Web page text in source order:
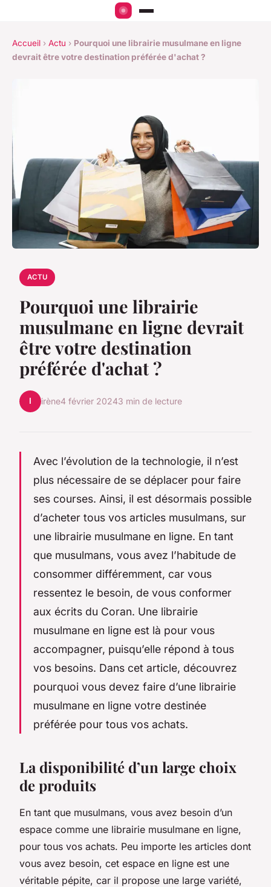
Accueil › Actu › Pourquoi une librairie musulmane en ligne
devrait être votre destination préférée d'achat ?
ACTU
Pourquoi une librairie
musulmane en ligne devrait
être votre destination
préférée d'achat ?
I irène4 février 20243 min de lecture
Avec l’évolution de la technologie, il n’est
plus nécessaire de se déplacer pour faire
ses courses. Ainsi, il est désormais possible
d’acheter tous vos articles musulmans, sur
une librairie musulmane en ligne. En tant
que musulmans, vous avez l’habitude de
consommer différemment, car vous
ressentez le besoin, de vous conformer
aux écrits du Coran. Une librairie
musulmane en ligne est là pour vous
accompagner, puisqu’elle répond à tous
vos besoins. Dans cet article, découvrez
pourquoi vous devez faire d’une librairie
musulmane en ligne votre destinée
préférée pour tous vos achats.
La disponibilité d’un large choix
de produits
En tant que musulmans, vous avez besoin d’un
espace comme une librairie musulmane en ligne,
pour tous vos achats. Peu importe les articles dont
vous avez besoin, cet espace en ligne est une
véritable pépite, car il propose une large variété,